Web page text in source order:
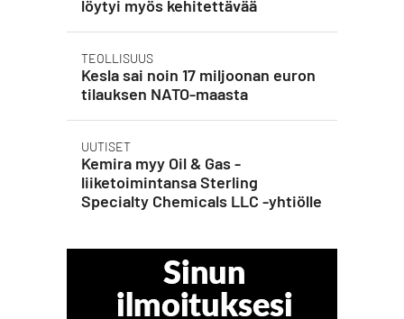
löytyi myös kehitettävää
TEOLLISUUS
Kesla sai noin 17 miljoonan euron
tilauksen NATO-maasta
UUTISET
Kemira myy Oil & Gas -
liiketoimintansa Sterling
Specialty Chemicals LLC -yhtiölle